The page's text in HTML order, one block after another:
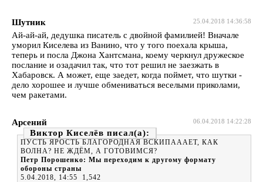
25.04.2018 14:36:58
Шутник
Ай-ай-ай, дедушка писатель с двойной фамилией! Вначале
уморил Киселева из Ванино, что у того поехала крыша,
теперь и посла Джона Хантсмана, коему черкнул дружеское
послание и озадачил так, что тот решил не заезжать в
Хабаровск. А может, еще заедет, когда поймет, что шутки -
дело хорошее и лучше обмениваться веселыми приколами,
чем ракетами.
06.04.2018 14:22:28
Арсений
Виктор Киселёв
ПУСТЬ ЯРОСТЬ БЛАГОРОДНАЯ ВСКИПАААЕТ, КАК
ВОЛНА? НЕ ЖДЁМ, А ГОТОВИМСЯ?
Петр Порошенко: Мы переходим к другому формату
обороны страны
5.04.2018, 14:55 1,542